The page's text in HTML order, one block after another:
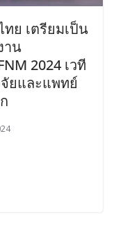
ทย เตรียมเป็น
าน
2024 เวที
ยและแพทย์